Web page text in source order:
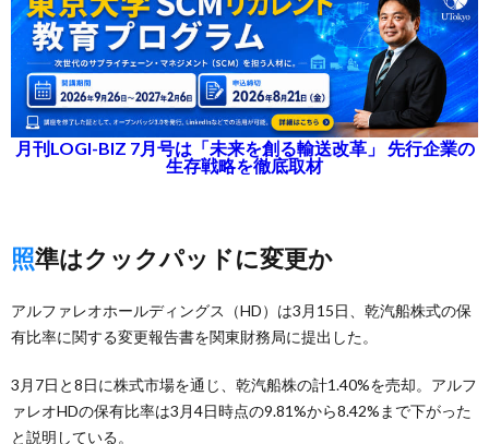
月刊LOGI-BIZ 7月号は「未来を創る輸送改革」 先行企業の
生存戦略を徹底取材
照準はクックパッドに変更か
アルファレオホールディングス（HD）は3月15日、乾汽船株式の保
有比率に関する変更報告書を関東財務局に提出した。
3月7日と8日に株式市場を通じ、乾汽船株の計1.40%を売却。アルフ
ァレオHDの保有比率は3月4日時点の9.81%から8.42%まで下がった
と説明している。